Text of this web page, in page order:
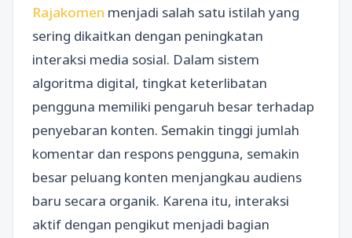
Rajakomen menjadi salah satu istilah yang
sering dikaitkan dengan peningkatan
interaksi media sosial. Dalam sistem
algoritma digital, tingkat keterlibatan
pengguna memiliki pengaruh besar terhadap
penyebaran konten. Semakin tinggi jumlah
komentar dan respons pengguna, semakin
besar peluang konten menjangkau audiens
baru secara organik. Karena itu, interaksi
aktif dengan pengikut menjadi bagian